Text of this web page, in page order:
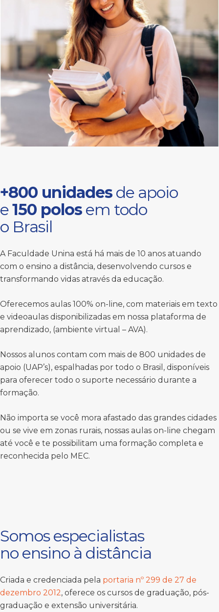
+800 unidades de apoio
e150 polos em todo
o Brasil
A Faculdade Unina está há mais de 10 anos atuando
com o ensino a distância, desenvolvendo cursos e
transformando vidas através da educação.
Oferecemos aulas 100% on-line, com materiais em texto
e videoaulas disponibilizadas em nossa plataforma de
aprendizado, (ambiente virtual – AVA).
Nossos alunos contam com mais de 800 unidades de
apoio (UAP’s), espalhadas por todo o Brasil, disponíveis
para oferecer todo o suporte necessário durante a
formação.
Não importa se você mora afastado das grandes cidades
ou se vive em zonas rurais, nossas aulas on-line chegam
até você e te possibilitam uma formação completa e
reconhecida pelo MEC.
Somos especialistas
no ensino à distância
Criada e credenciada pela portaria nº 299 de 27 de
dezembro 2012, oferece os cursos de graduação, pós-
graduação e extensão universitária.